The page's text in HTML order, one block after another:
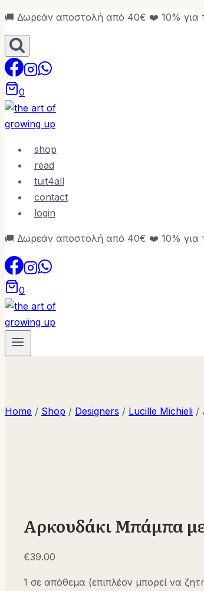
Skip
to
content
🚚 Δωρεάν αποστολή από 40€ ❤️ 10% για
0
shop
read
tuit4all
contact
login
🚚 Δωρεάν αποστολή από 40€ ❤️ 10% για
0
Home / Shop / Designers / Lucille Michieli /
Αρκουδάκι Μπάμπα
€39.00
1 σε απόθεμα (επιπλέον μπορεί να